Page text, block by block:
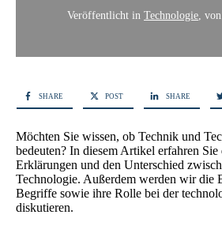
Veröffentlicht in Technologie , von
SHARE POST SHARE
Möchten Sie wissen, ob Technik und
bedeuten? In diesem Artikel erfahren
Erklärungen und den Unterschied
Technologie. Außerdem werden wir die
Begriffe sowie ihre Rolle bei der
diskutieren.